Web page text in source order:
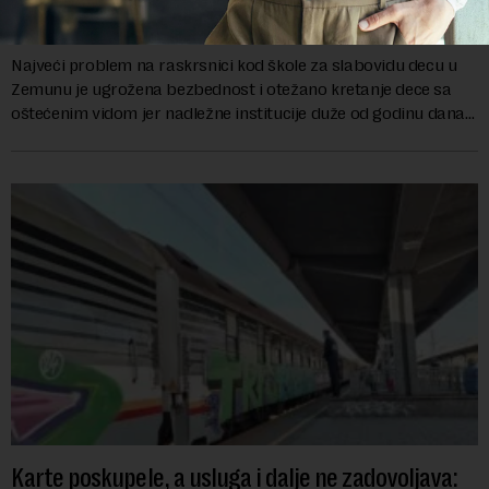
Zemunu
Najveći problem na raskrsnici kod škole za slabovidu decu u
Zemunu je ugrožena bezbednost i otežano kretanje dece sa
oštećenim vidom jer nadležne institucije duže od godinu dana
Karte poskupele, a usluga i dalje ne zadovoljava: